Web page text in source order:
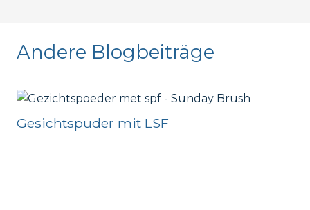
Andere Blogbeiträge
Gesichtspuder mit LSF